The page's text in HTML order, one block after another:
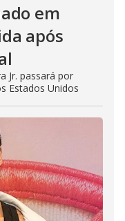
em
após
Jr. passará por
Estados Unidos